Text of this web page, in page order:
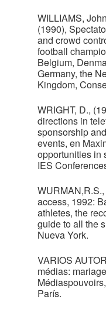
WILLIAMS,
(1990),
and crowd
football
Belgium,
Germany, the
Kingdom,
WRIGHT, D.,
directions in
sponsorship
events, en
opportunities in
IES
access, 1992:
athletes, the
guide to all the
Nueva York.
VARIOS
médias:
París.